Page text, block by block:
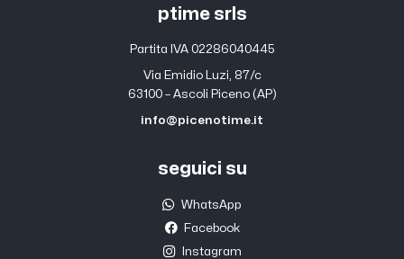
ptime srls
Partita IVA 02286040445
Via Emidio Luzi, 87/c
63100 – Ascoli Piceno (AP)
info@picenotime.it
seguici su
WhatsApp
Facebook
Instagram